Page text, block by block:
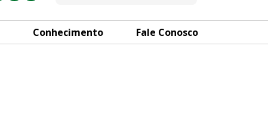
Conhecimento Fale Conosco